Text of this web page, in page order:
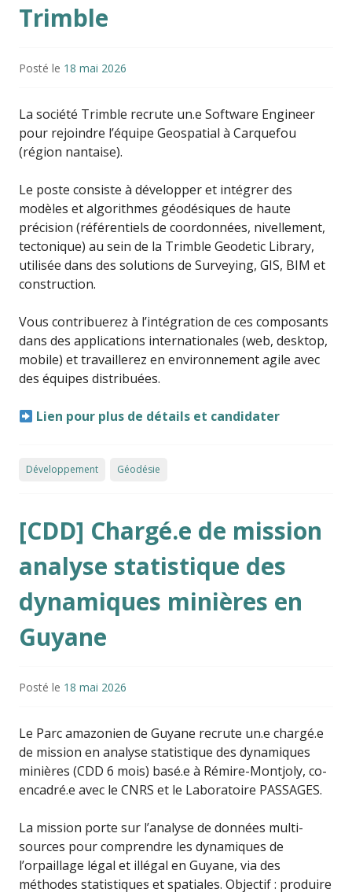
Trimble
Posté le 18 mai 2026
La société Trimble recrute un.e Software Engineer
pour rejoindre l’équipe Geospatial à Carquefou
(région nantaise).
Le poste consiste à développer et intégrer des
modèles et algorithmes géodésiques de haute
précision (référentiels de coordonnées, nivellement,
tectonique) au sein de la Trimble Geodetic Library,
utilisée dans des solutions de Surveying, GIS, BIM et
construction.
Vous contribuerez à l’intégration de ces composants
dans des applications internationales (web, desktop,
mobile) et travaillerez en environnement agile avec
des équipes distribuées.
Lien pour plus de détails et candidater
Développement Géodésie
[CDD] Chargé.e de mission
analyse statistique des
dynamiques minières en
Guyane
Posté le 18 mai 2026
Le Parc amazonien de Guyane recrute un.e chargé.e
de mission en analyse statistique des dynamiques
minières (CDD 6 mois) basé.e à Rémire-Montjoly, co-
encadré.e avec le CNRS et le Laboratoire PASSAGES.
La mission porte sur l’analyse de données multi-
sources pour comprendre les dynamiques de
l’orpaillage légal et illégal en Guyane, via des
méthodes statistiques et spatiales. Objectif : produire